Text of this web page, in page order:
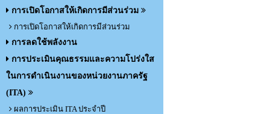
การเปิดโอกาสให้เกิดการมีส่วนร่วม
การเปิดโอกาสให้เกิดการมีส่วนร่วม
การลดใช้พลังงาน
การประเมินคุณธรรมและความโปร่งใส
ในการดำเนินงานของหน่วยงานภาครัฐ
(ITA)
ผลการประเมิน ITA ประจำปี